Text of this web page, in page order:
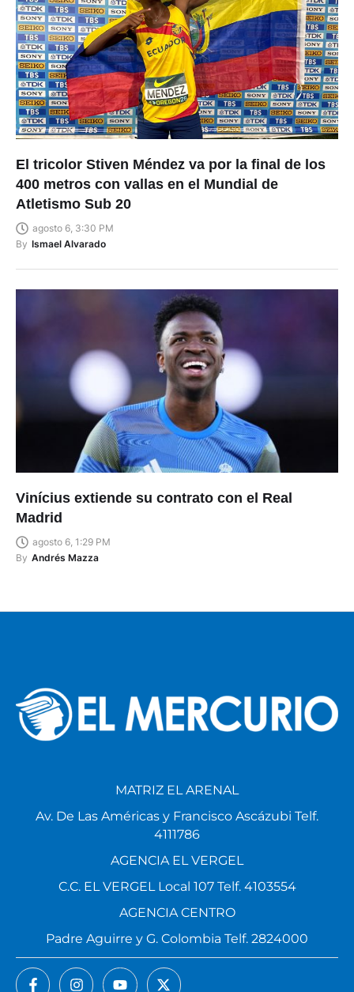
El tricolor Stiven Méndez va por la final de los
400 metros con vallas en el Mundial de
Atletismo Sub 20
agosto 6, 3:30 PM
By Ismael Alvarado
Vinícius extiende su contrato con el Real
Madrid
agosto 6, 1:29 PM
By Andrés Mazza
MATRIZ EL ARENAL
Av. De Las Américas y Francisco Ascázubi Telf.
4111786
AGENCIA EL VERGEL
C.C. EL VERGEL Local 107 Telf. 4103554
AGENCIA CENTRO
Padre Aguirre y G. Colombia Telf. 2824000